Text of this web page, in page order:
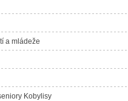
a mládeže
Kobylisy